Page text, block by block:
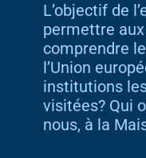
L’objectif de
permettre
comprendre
l’Union
institutions
visitées? Qui
nous, à la